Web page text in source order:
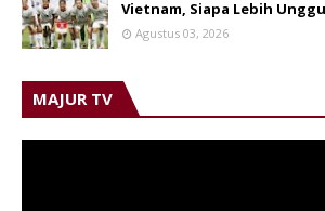
Vietnam, Siapa Lebih
Agustus 03, 2026
MAJUR TV